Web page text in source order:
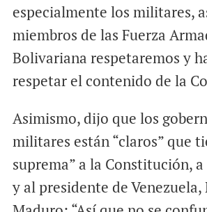
especialmente los militares,
miembros de las Fuerza
Bolivariana respetaremos y
respetar el contenido de la
Asimismo, dijo que los
militares están “claros” que
suprema” a la Constitución,
y al presidente de Venezuela,